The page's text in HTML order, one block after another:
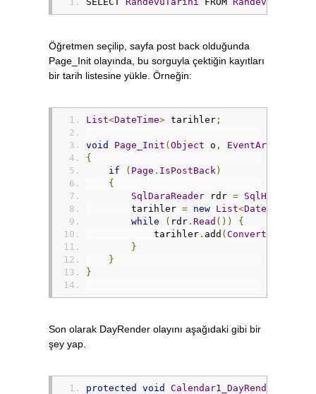
}
}
{
TextBox1 .Text = Calendar1
}
}
Öğretmen seçilip, sayfa post back olduğunda
Page_Init olayında, bu sorguyla çektiğin kayıtları
bir tarih listesine yükle. Örneğin:
List<DateTime> tarihler ;
void Page_Init ( Object o , EventArgs
{
if
( Page . IsPostBack)
{
SqlDaraReader rdr = SqlHelper
        tarihler
= new List<DateTime
while
( rdr . Read ())
{
            tarihler
. add ( Convert
}
}
}
Son olarak DayRender olayını aşağıdaki gibi bir
şey yap.
protected void Calendar1_DayRender